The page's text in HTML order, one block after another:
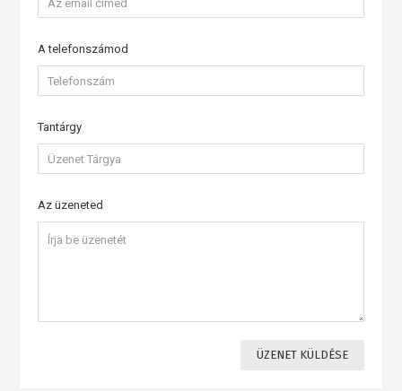
A telefonszámod
Tantárgy
Az üzeneted
ÜZENET KÜLDÉSE